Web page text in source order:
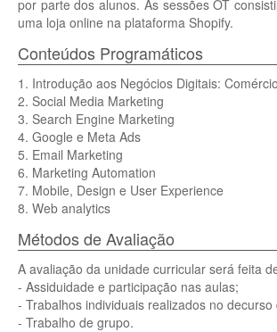
por parte dos alunos. As sessões OT
uma loja online na plataforma Shopify.
Conteúdos Programáticos
1. Introdução aos Negócios Digitais:
2. Social Media Marketing
3. Search Engine Marketing
4. Google e Meta Ads
5. Email Marketing
6. Marketing Automation
7. Mobile, Design e User Experience
8. Web analytics
Métodos de Avaliação
A avaliação da unidade curricular será feita
- Assiduidade e participação nas aulas;
- Trabalhos individuais realizados no decurso
- Trabalho de grupo.